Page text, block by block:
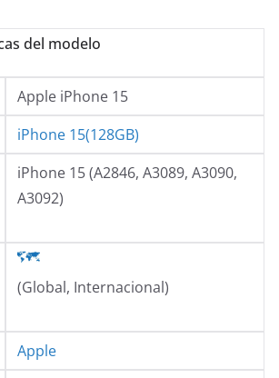
del modelo
Apple iPhone 15
iPhone 15(128GB)
iPhone 15 (A2846, A3089, A3090,
A3092)
(Global, Internacional)
Apple